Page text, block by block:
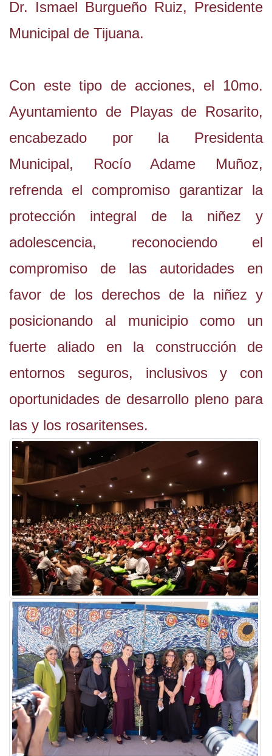
Dr. Ismael Burgueño Ruiz, Presidente
Municipal de Tijuana.
Con este tipo de acciones, el 10mo.
Ayuntamiento de Playas de Rosarito,
encabezado por la Presidenta
Municipal, Rocío Adame Muñoz,
refrenda el compromiso garantizar la
protección integral de la niñez y
adolescencia, reconociendo el
compromiso de las autoridades en
favor de los derechos de la niñez y
posicionando al municipio como un
fuerte aliado en la construcción de
entornos seguros, inclusivos y con
oportunidades de desarrollo pleno para
las y los rosaritenses.